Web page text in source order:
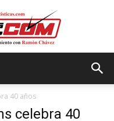
40 años
celebra 40